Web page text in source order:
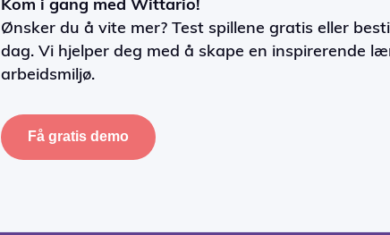
Kom i gang med Wittario!
Ønsker du å vite mer? Test spillene gratis eller
dag. Vi hjelper deg med å skape en inspirerende
arbeidsmiljø.
Få gratis demo